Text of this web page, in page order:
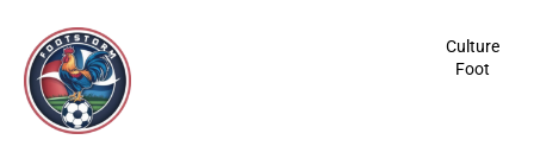
principal
Culture
Foot